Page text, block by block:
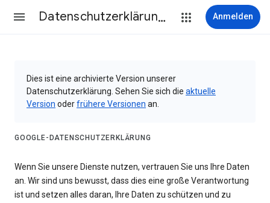
Datenschutzerklärung & Nutzungsbedingungen Anmelden
Dies ist eine archivierte Version unserer
Datenschutzerklärung. Sehen Sie sich die aktuelle
Version oderfrühere Versionen an.
GOOGLE-DATENSCHUTZERKLÄRUNG
Wenn Sie unsere Dienste nutzen, vertrauen Sie uns Ihre Daten
an. Wir sind uns bewusst, dass dies eine große Verantwortung
ist und setzen alles daran, Ihre Daten zu schützen und zu